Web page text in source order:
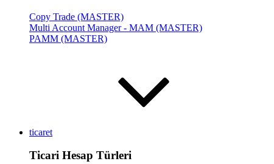
Copy Trade (MASTER)
Multi Account Manager - MAM (MASTER)
PAMM (MASTER)
ticaret
Ticari Hesap Türleri